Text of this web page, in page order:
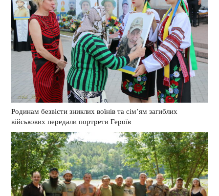
Родинам безвісти зниклих воїнів та сім’ям загиблих
військових передали портрети Героїв